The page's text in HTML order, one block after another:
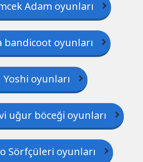
Adam oyunları
bandicoot oyunları
Yoshi oyunları
uğur böceği oyunları
Sörfçüleri oyunları